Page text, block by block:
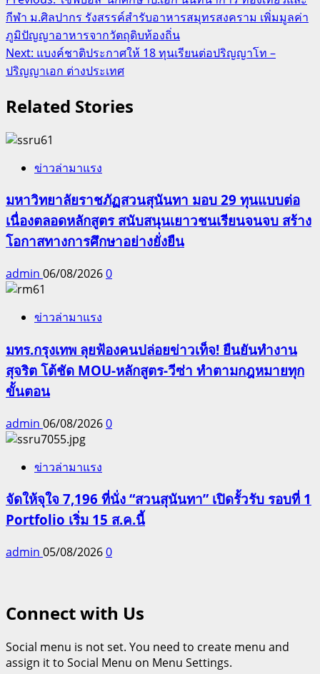
navigation
กีฬา ม.ศิลปากร รังสรรค์สำรับอาหารสมุทรสงคราม เพิ่มมูลค่า
ภูมิปัญญาอาหารจากวัตถุดิบท้องถิ่น
Next: แบงค์ชาติประกาศให้ 18 ทุนเรียนต่อปริญญาโท –
ปริญญาเอก ต่างประเทศ
Related Stories
ข่าวล่ามาแรง
มหาวิทยาลัยราชภัฏสวนสุนันทา มอบ 29 ทุนแบบต่อ
เนื่องตลอดหลักสูตร สนับสนุนเยาวชนเรียนจนจบ สร้าง
โอกาสทางการศึกษาอย่างยั่งยืน
admin 06/08/20260
ข่าวล่ามาแรง
มทร.กรุงเทพ ลุยฟ้องคนปล่อยข่าวเท็จ! ยืนยันทำงาน
สุจริต โต้ชัด MOU-หลักสูตร-วีซ่า ทำตามกฎหมายทุก
ขั้นตอน
admin 06/08/20260
ข่าวล่ามาแรง
จัดให้จุใจ 7,196 ที่นั่ง “สวนสุนันทา” เปิดรั้วรับ รอบที่ 1
Portfolio เริ่ม 15 ส.ค.นี้
admin 05/08/20260
Connect with Us
Social menu is not set. You need to create menu and
assign it to Social Menu on Menu Settings.